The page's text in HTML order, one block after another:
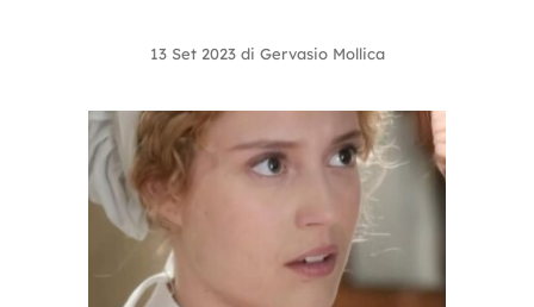
13 Set 2023 di Gervasio Mollica